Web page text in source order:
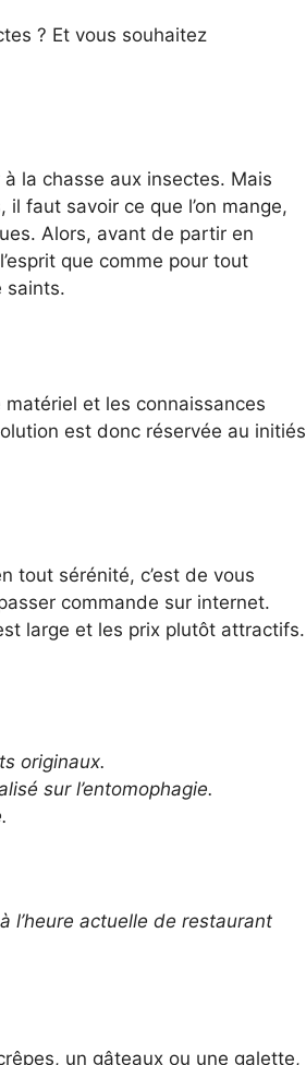
? Et vous souhaitez
la chasse aux insectes. Mais
faut savoir ce que l’on mange,
Alors, avant de partir en
que comme pour tout
saints.
matériel et les connaissances
est donc réservée au initiés
tout sérénité, c’est de vous
commande sur internet.
large et les prix plutôt attractifs.
originaux.
sur l’entomophagie.
l’heure actuelle de restaurant
un gâteaux ou une galette,